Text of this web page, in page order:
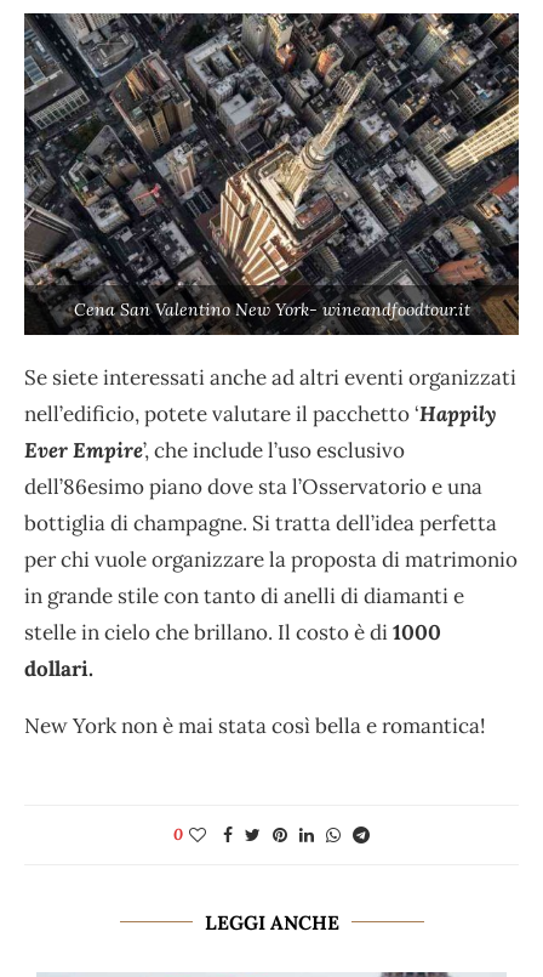
Cena San Valentino New York- wineandfoodtour.it
Se siete interessati anche ad altri eventi organizzati
nell’edificio, potete valutare il pacchetto ‘Happily
Ever Empire’, che include l’uso esclusivo
dell’86esimo piano dove sta l’Osservatorio e una
bottiglia di champagne. Si tratta dell’idea perfetta
per chi vuole organizzare la proposta di matrimonio
in grande stile con tanto di anelli di diamanti e
stelle in cielo che brillano. Il costo è di1000
dollari.
New York non è mai stata così bella e romantica!
0
LEGGI ANCHE